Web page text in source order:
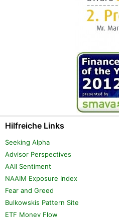
Hilfreiche Links
Seeking Alpha
Advisor Perspectives
AAII Sentiment
NAAIM Exposure Index
Fear and Greed
Bulkowskis Pattern Site
ETF Money Flow